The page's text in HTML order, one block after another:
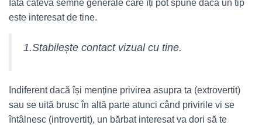
Iată câteva semne generale care îți pot spune dacă un tip
este interesat de tine.
1.Stabilește contact vizual cu tine.
Indiferent dacă își menține privirea asupra ta (extrovertit)
sau se uită brusc în altă parte atunci când privirile vi se
întâlnesc (introvertit), un bărbat interesat va dori să te